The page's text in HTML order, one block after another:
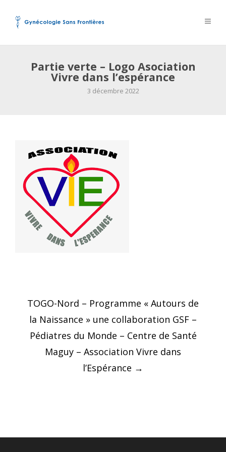
Partie verte – Logo Asociation
Vivre dans l’espérance
3 décembre 2022
Post
navigation
TOGO-Nord – Programme « Autours de
la Naissance » une collaboration GSF –
Pédiatres du Monde – Centre de Santé
Maguy – Association Vivre dans
l’Espérance →